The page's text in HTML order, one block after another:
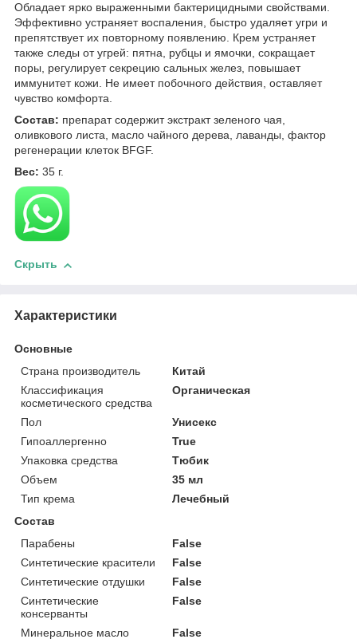
Обладает ярко выраженными бактерицидными свойствами.
Эффективно устраняет воспаления, быстро удаляет угри и
препятствует их повторному появлению. Крем устраняет
также следы от угрей: пятна, рубцы и ямочки, сокращает
поры, регулирует секрецию сальных желез, повышает
иммунитет кожи. Не имеет побочного действия, оставляет
чувство комфорта.
Состав: препарат содержит экстракт зеленого чая,
оливкового листа, масло чайного дерева, лаванды, фактор
регенерации клеток BFGF.
Вес: 35 г.
Скрыть
Характеристики
Основные
Страна производитель
Китай
Классификация
косметического средства
Органическая
Пол
Унисекс
Гипоаллергенно
True
Упаковка средства
Тюбик
Объем
35 мл
Тип крема
Лечебный
Состав
Парабены
False
Синтетические красители
False
Синтетические отдушки
False
Синтетические
консерванты
False
Минеральное масло
False